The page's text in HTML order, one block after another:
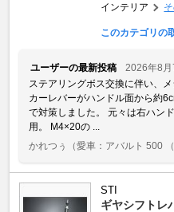
インテリア
このカテゴリの
ユーザーの最新投稿
2026年8月
ステアリングボス交換に伴い、
カーレバーがハンドル面から約
で対策しました。 元々は右ハン
用。 M4×20の ...
かれつぅ
（愛車：アバルト 500
STI
ギヤシフトレ